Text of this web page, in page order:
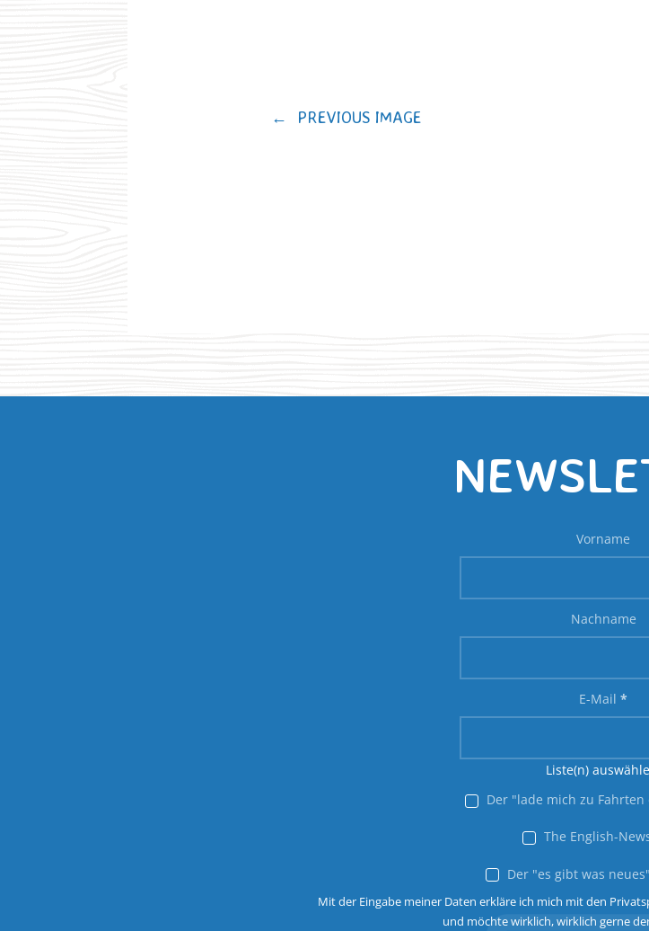
← PREVIOUS IMAGE
Vorname
Nachname
E-Mail *
Liste(n)
Der "lade mich zu
The English-
Der "es gibt was
Mit der Eingabe meiner Daten erkläre ich mich mit den
und möchte wirklich, wirklich gerne